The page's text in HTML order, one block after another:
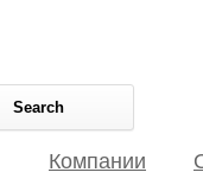
Компании